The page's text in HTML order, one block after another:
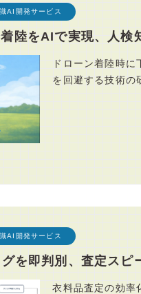
AI開発サービス
着陸をAIで実現、人検
ドローン着陸時
を回避する技術の
AI開発サービス
を即判別、査定スピ
衣料品査定の効率